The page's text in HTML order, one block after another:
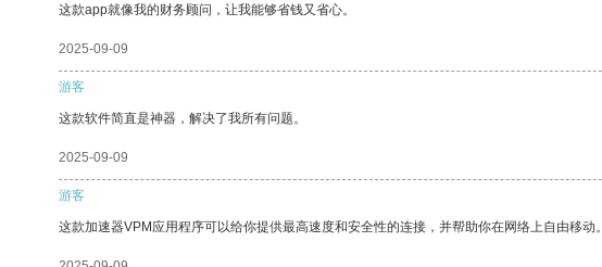
这款app就像我的财务顾问，让我能够省钱又省心。
2025-09-09
游客
这款软件简直是神器，解决了我所有问题。
2025-09-09
游客
这款加速器VPM应用程序可以给你提供最高速度和安全性的连接，并帮助你在网络上自由移动。